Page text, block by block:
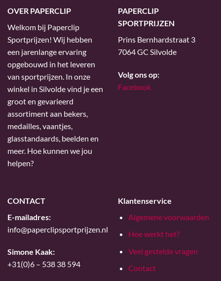
OVER PAPERCLIP
Welkom bij Paperclip
Sportprijzen! Wij hebben
een jarenlange ervaring
opgebouwd in het leveren
van sportprijzen. In onze
winkel in Silvolde vind je een
groot en gevarieerd
assortiment aan bekers,
medailles, vaantjes,
glasstandaards, beelden en
meer. Hoe kunnen we jou
helpen?
PAPERCLIP
SPORTPRIJZEN
Prins Bernhardstraat 3
7064 GC Silvolde
Volg ons op:
Facebook
CONTACT
E-mailadres:
info@paperclipsportprijzen.nl
Simone Kaak:
+31(0)6 – 538 38 594
Klantenservice
Algemene voorwaarden
Hoe werkt het?
Veel gestelde vragen
Contact